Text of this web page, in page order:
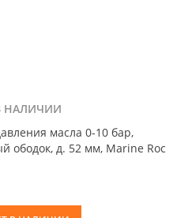
НАЛИЧИИ
масла 0-10 бар,
ободок, д. 52 мм, Marine Roc